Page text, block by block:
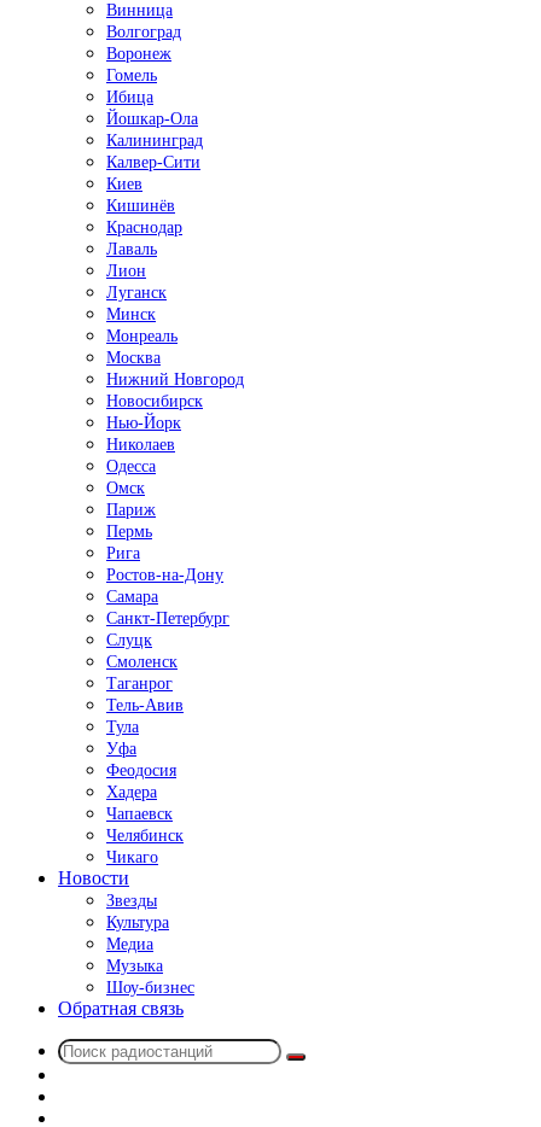
Винница
Волгоград
Воронеж
Гомель
Ибица
Йошкар-Ола
Калининград
Калвер-Сити
Киев
Кишинёв
Краснодар
Лаваль
Лион
Луганск
Минск
Монреаль
Москва
Нижний Новгород
Новосибирск
Нью-Йорк
Николаев
Одесса
Омск
Париж
Пермь
Рига
Ростов-на-Дону
Самара
Санкт-Петербург
Слуцк
Смоленск
Таганрог
Тель-Авив
Тула
Уфа
Феодосия
Хадера
Чапаевск
Челябинск
Чикаго
Новости
Звезды
Культура
Медиа
Музыка
Шоу-бизнес
Обратная связь
Поиск